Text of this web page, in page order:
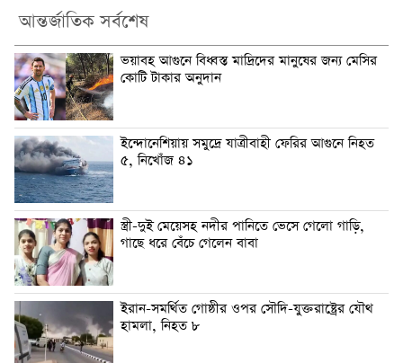
আন্তর্জাতিক সর্বশেষ
ভয়াবহ আগুনে বিধ্বস্ত মাদ্রিদের মানুষের জন্য মেসির
কোটি টাকার অনুদান
ইন্দোনেশিয়ায় সমুদ্রে যাত্রীবাহী ফেরির আগুনে নিহত
৫, নিখোঁজ ৪১
স্ত্রী-দুই মেয়েসহ নদীর পানিতে ভেসে গেলো গাড়ি,
গাছে ধরে বেঁচে গেলেন বাবা
ইরান-সমর্থিত গোষ্ঠীর ওপর সৌদি-যুক্তরাষ্ট্রের যৌথ
হামলা, নিহত ৮